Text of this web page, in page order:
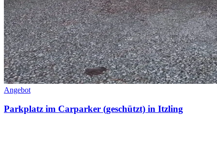
Angebot
Parkplatz im Carparker (geschützt) in Itzling